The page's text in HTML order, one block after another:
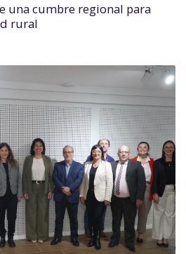
una cumbre regional para
rural